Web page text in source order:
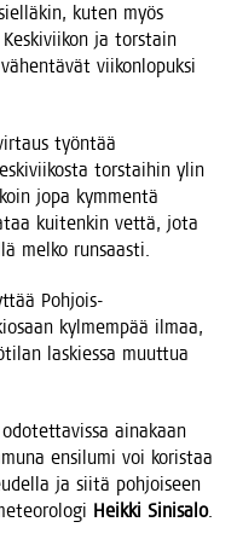
kuten myös
ja tors­tain
vii­kon­lo­puk­si
työn­tää
tors­tai­hin ylin
jopa kym­men­tä
kui­ten­kin vet­tä, jota
mel­ko runsaasti.
Poh­jois-
kyl­mem­pää ilmaa,
las­kies­sa muut­tua
aina­kaan
ensi­lu­mi voi koris­taa
ja sii­tä poh­joi­seen
Heik­ki Sini­sa­lo.